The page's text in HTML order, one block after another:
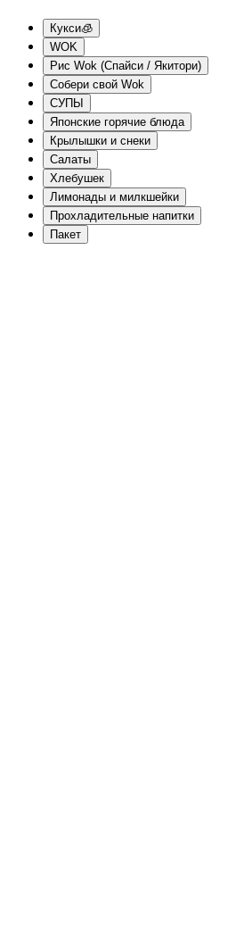
Кукси🧊
WOK
Рис Wok (Спайси / Якитори)
Собери свой Wok
СУПЫ
Японские горячие блюда
Крылышки и снеки
Салаты
Хлебушек
Лимонады и милкшейки
Прохладительные напитки
Пакет